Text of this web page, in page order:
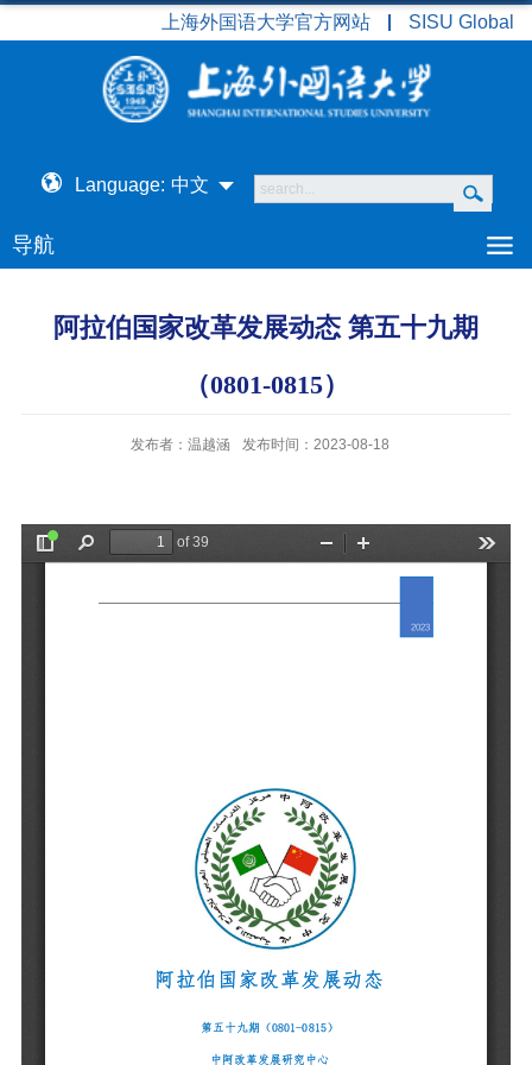
上海外国语大学官方网站 SISU Global
Language: 中文
导航
阿拉伯国家改革发展动态 第五十九期
（0801-0815）
发布者：温越涵 发布时间：2023-08-18